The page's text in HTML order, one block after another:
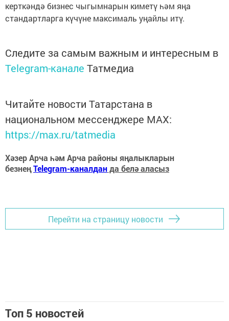
керткәндә бизнес чыгымнарын киметү һәм яңа
стандартларга күчүне максималь уңайлы итү.
Следите за самым важным и интересным в
Telegram-канале Татмедиа
Читайте новости Татарстана в
национальном мессенджере MАХ:
https://max.ru/tatmedia
Хәзер Арча һәм Арча районы яңалыкларын
безнеңTelegram-каналданда белә аласыз
Перейти на страницу новости
Топ 5 новостей